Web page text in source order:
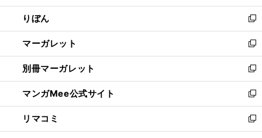
開
く
ウ
で
開
く
ン
ド
ウ
で
開
く
ウ
ィ
ン
ド
ウ
で
開
く
りぼん
新
し
い
ウ
ィ
ン
ド
ウ
で
開
マーガレット
新
し
い
ウ
ィ
ン
ド
ウ
別冊マーガレット
新
し
い
ウ
ィ
ン
マンガMee公式サイト
新
し
い
ウ
リマコミ
新
し